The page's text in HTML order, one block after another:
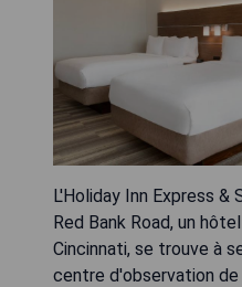
L'Holiday Inn Express &
Red Bank Road, un
Cincinnati, se trouve à
centre d'observation de